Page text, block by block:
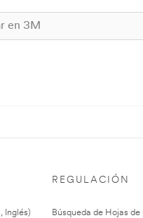
Inglés)
REGULACIÓN
Búsqueda de Hojas de